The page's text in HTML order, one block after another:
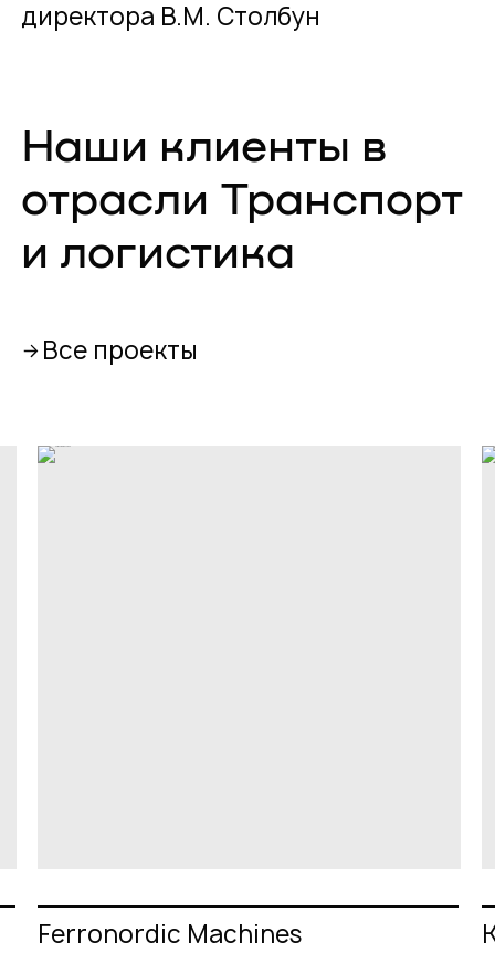
директора В.М. Столбун
Наши клиенты в
отрасли Транспорт
и логистика
Все проекты
Ferronordic Machines